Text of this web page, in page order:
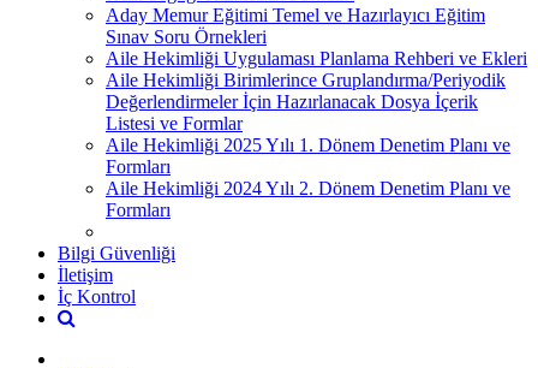
Aday Memur Eğitimi Temel ve Hazırlayıcı Eğitim
Sınav Soru Örnekleri
Aile Hekimliği Uygulaması Planlama Rehberi ve Ekleri
Aile Hekimliği Birimlerince Gruplandırma/Periyodik
Değerlendirmeler İçin Hazırlanacak Dosya İçerik
Listesi ve Formlar
Aile Hekimliği 2025 Yılı 1. Dönem Denetim Planı ve
Formları
Aile Hekimliği 2024 Yılı 2. Dönem Denetim Planı ve
Formları
Bilgi Güvenliği
İletişim
İç Kontrol